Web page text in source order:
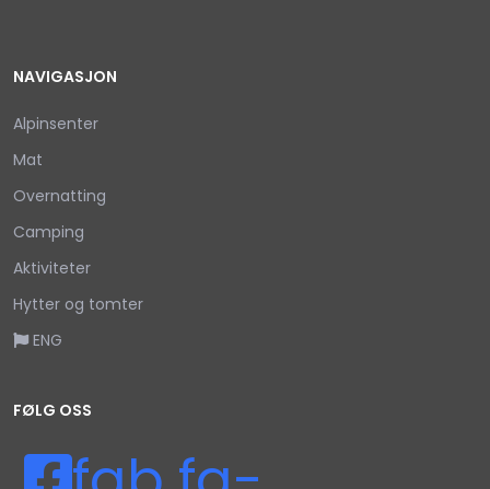
NAVIGASJON
Alpinsenter
Mat
Overnatting
Camping
Aktiviteter
Hytter og tomter
ENG
FØLG OSS